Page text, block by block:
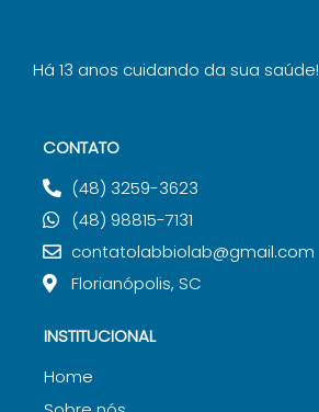
Há 13 anos cuidando da sua saúde!
CONTATO
(48) 3259-3623
(48) 98815-7131
contatolabbiolab@gmail.com
Florianópolis, SC
INSTITUCIONAL
Home